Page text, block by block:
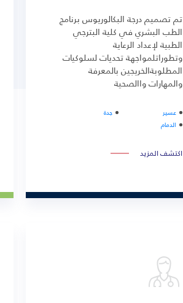
تم تصميم درجة البكالوريوس برنامج
الطب البشري في كلية البترجي
الطبية لإعداد الرعاية
وتطوراتلمواجهة تحديات لسلوكيات
المطلوبةالخريجين بالمعرفة
والمهارات واالصحية
عسير
جدة
الدمام
اكتشف المزيد